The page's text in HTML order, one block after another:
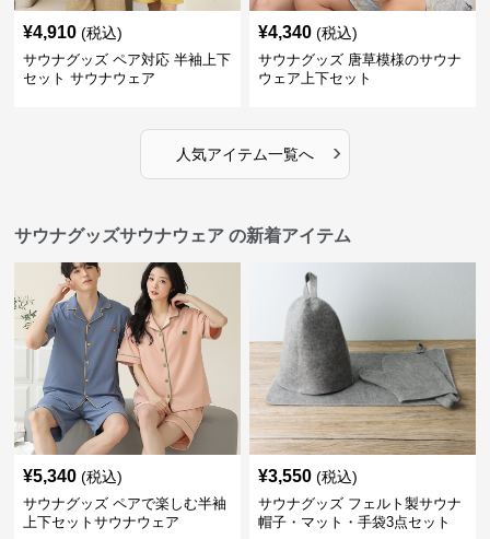
¥4,910 (税込)
サウナグッズ ペア対応 半袖上下
セット サウナウェア
¥4,340 (税込)
サウナグッズ 唐草模様のサウナ
ウェア上下セット
人気アイテム一覧へ ›
サウナグッズサウナウェア の新着アイテム
¥5,340 (税込)
サウナグッズ ペアで楽しむ半袖
上下セットサウナウェア
¥3,550 (税込)
サウナグッズ フェルト製サウナ
帽子・マット・手袋3点セット